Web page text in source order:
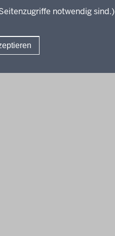
notwendig sind.)